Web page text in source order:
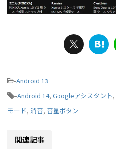
-Android 13
-Android 14, Googleアシスタント,
モード, 消音, 音量ボタン
関連記事